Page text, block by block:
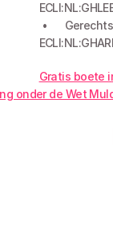
Gratis boete
onder de Wet